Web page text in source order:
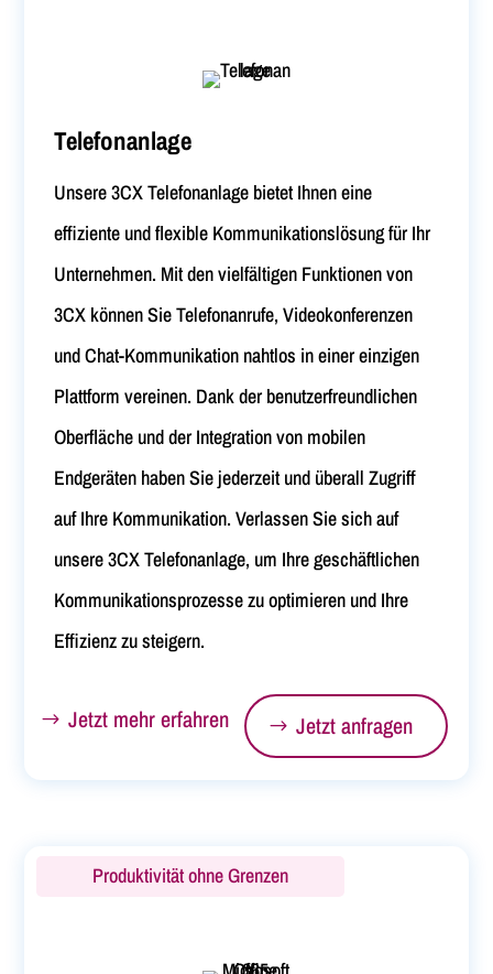
Telefonanlage
Unsere 3CX Telefonanlage bietet Ihnen eine
effiziente und flexible Kommunikationslösung für Ihr
Unternehmen. Mit den vielfältigen Funktionen von
3CX können Sie Telefonanrufe, Videokonferenzen
und Chat-Kommunikation nahtlos in einer einzigen
Plattform vereinen. Dank der benutzerfreundlichen
Oberfläche und der Integration von mobilen
Endgeräten haben Sie jederzeit und überall Zugriff
auf Ihre Kommunikation. Verlassen Sie sich auf
unsere 3CX Telefonanlage, um Ihre geschäftlichen
Kommunikationsprozesse zu optimieren und Ihre
Effizienz zu steigern.
Jetzt mehr erfahren Jetzt anfragen
Produktivität ohne Grenzen